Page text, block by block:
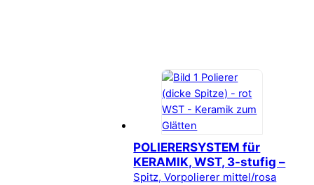
POLIERERSYSTEM für
KERAMIK, WST, 3-stufig –
Spitz, Vorpolierer mittel/rosa